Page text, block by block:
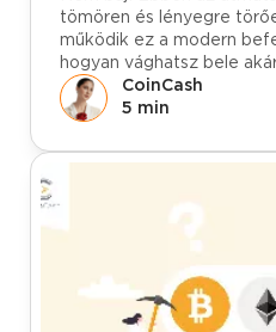
tömören és lényegre
működik ez a modern
hogyan vághatsz bele
CoinCash
5 min